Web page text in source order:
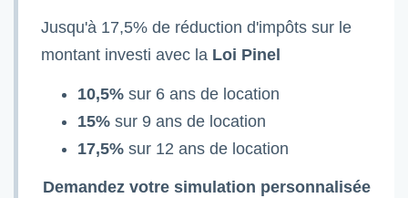
Jusqu'à 17,5% de réduction d'impôts sur le
montant investi avec la Loi Pinel
10,5% sur 6 ans de location
15% sur 9 ans de location
17,5% sur 12 ans de location
Demandez votre simulation personnalisée